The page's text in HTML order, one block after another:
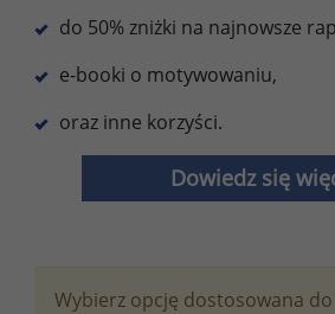
do 50% zniżki na najnowsze
e-booki o motywowaniu,
oraz inne korzyści.
Dowiedz się
Wybierz opcję dostosowana